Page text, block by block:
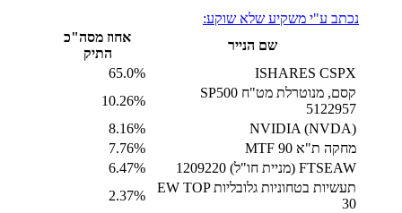
נכתב ע"י משקיע שלא שוקע:
שם הנייר
אחוז מסה"כ
התיק
ISHARES CSPX
‎65.0%
קסם, מנוטרלת מט"ח SP500
5122957
‎10.26%
NVIDIA (NVDA)
‎8.16%
מחקה ת"א 90 MTF
‎7.76%
FTSEAW (מניית חו"ל) 1209220
‎6.47%
תעשיות בטחוניות גלובליות EW TOP
30
‎2.37%